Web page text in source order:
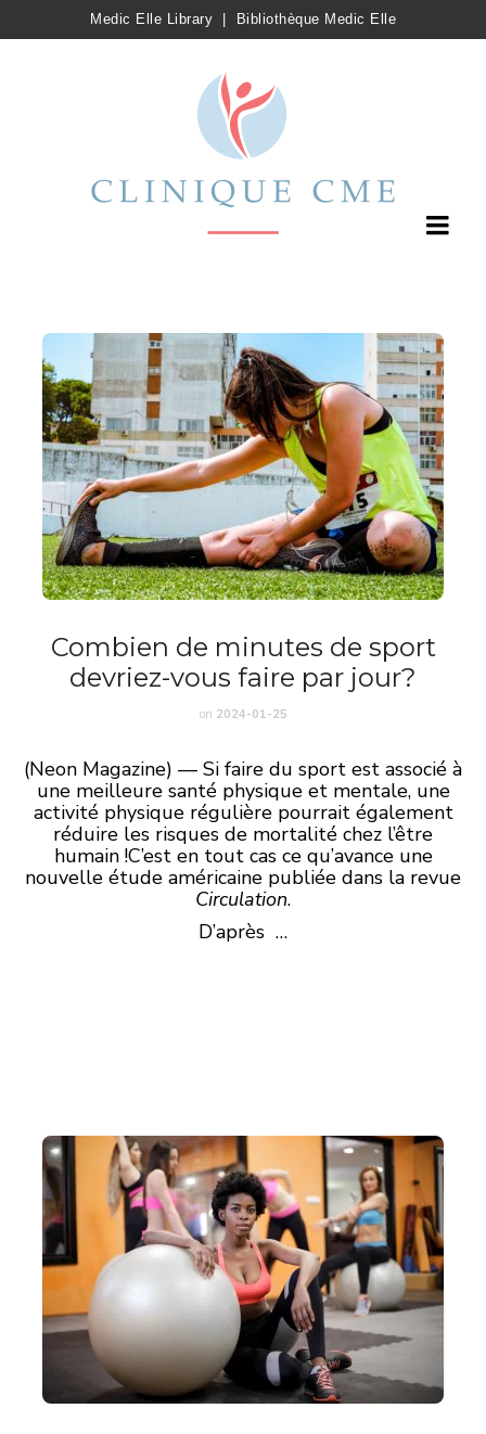
Medic Elle Library Bibliothèque Medic Elle
Combien de minutes de sport
devriez-vous faire par jour?
on 2024-01-25
(Neon Magazine) — Si faire du sport est associé à
une meilleure santé physique et mentale, une
activité physique régulière pourrait également
réduire les risques de mortalité chez l’être
humain !C’est en tout cas ce qu’avance une
nouvelle étude américaine publiée dans la revue
Circulation.
D’après …